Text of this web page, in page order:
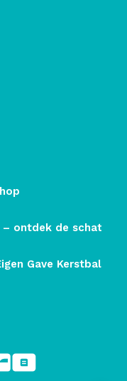
ontdek de schatten
Gave Kerstballen!